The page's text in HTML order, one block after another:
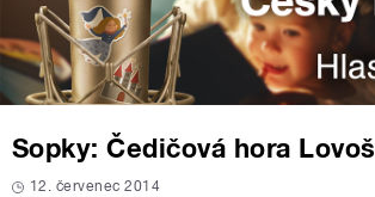
Sopky: Čedičová hora Lovoš
12. červenec 2014